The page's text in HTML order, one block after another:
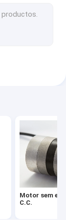
Motor sem
C.C.